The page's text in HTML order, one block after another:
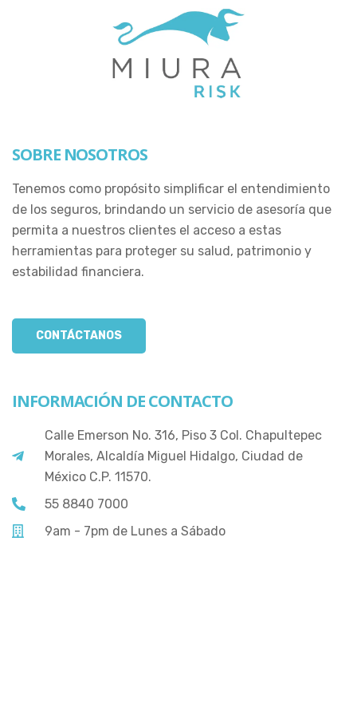
SOBRE NOSOTROS
Tenemos como propósito simplificar el entendimiento
de los seguros, brindando un servicio de asesoría que
permita a nuestros clientes el acceso a estas
herramientas para proteger su salud, patrimonio y
estabilidad financiera.
CONTÁCTANOS
INFORMACIÓN DE CONTACTO
Calle Emerson No. 316, Piso 3 Col. Chapultepec
Morales, Alcaldía Miguel Hidalgo, Ciudad de
México C.P. 11570.
55 8840 7000
9am - 7pm de Lunes a Sábado